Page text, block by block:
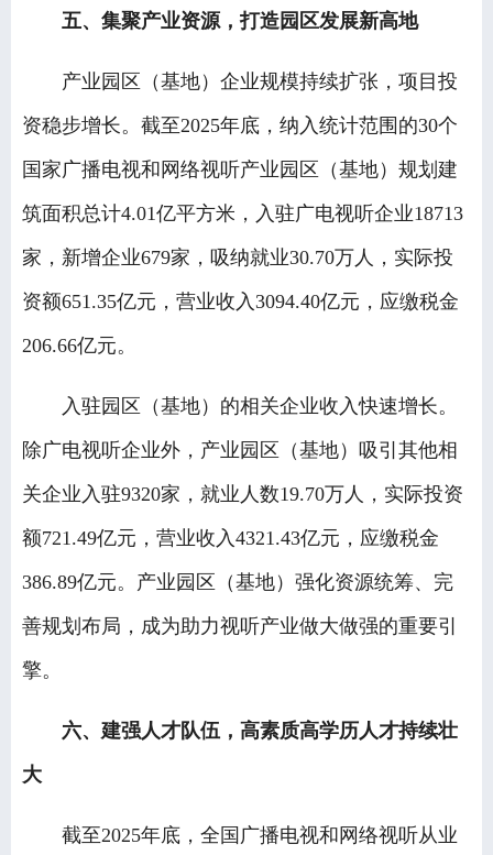
五、集聚产业资源，打造园区发展新高地
产业园区（基地）企业规模持续扩张，项目投
资稳步增长。截至2025年底，纳入统计范围的30个
国家广播电视和网络视听产业园区（基地）规划建
筑面积总计4.01亿平方米，入驻广电视听企业18713
家，新增企业679家，吸纳就业30.70万人，实际投
资额651.35亿元，营业收入3094.40亿元，应缴税金
206.66亿元。
入驻园区（基地）的相关企业收入快速增长。
除广电视听企业外，产业园区（基地）吸引其他相
关企业入驻9320家，就业人数19.70万人，实际投资
额721.49亿元，营业收入4321.43亿元，应缴税金
386.89亿元。产业园区（基地）强化资源统筹、完
善规划布局，成为助力视听产业做大做强的重要引
擎。
六、建强人才队伍，高素质高学历人才持续壮
大
截至2025年底，全国广播电视和网络视听从业